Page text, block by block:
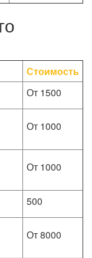
Стоимость
От 1500
От 1000
От 1000
500
От 8000